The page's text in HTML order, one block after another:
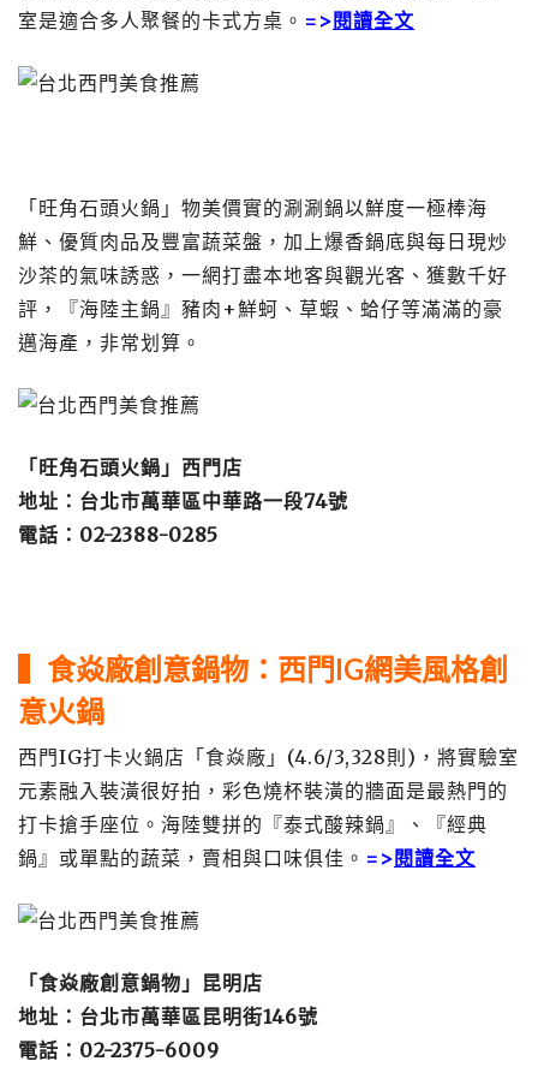
室是適合多人聚餐的卡式方桌。 =>閱讀全文
「旺角石頭火鍋」物美價實的涮涮鍋以鮮度一極棒海
鮮、優質肉品及豐富蔬菜盤，加上爆香鍋底與每日現炒
沙茶的氣味誘惑，一網打盡本地客與觀光客、獲數千好
評，『海陸主鍋』豬肉+鮮蚵、草蝦、蛤仔等滿滿的豪
邁海產，非常划算。
「旺角石頭火鍋」西門店
地址：台北市萬華區中華路一段74號
電話：02-2388-0285
▍食焱廠創意鍋物：西門IG網美風格創
意火鍋
西門IG打卡火鍋店「食焱廠」(4.6/3,328則)，將實驗室
元素融入裝潢很好拍，彩色燒杯裝潢的牆面是最熱門的
打卡搶手座位。海陸雙拼的『泰式酸辣鍋』、『經典
鍋』或單點的蔬菜，賣相與口味俱佳。 =>閱讀全文
「食焱廠創意鍋物」昆明店
地址：台北市萬華區昆明街146號
電話：02-2375-6009